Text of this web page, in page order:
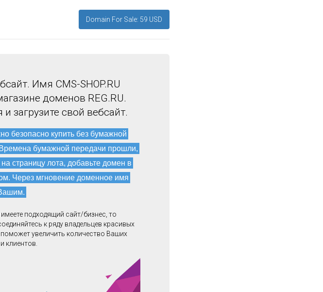
Domain For Sale: 59 USD
Имя CMS-SHOP.RU
доменов REG.RU.
загрузите свой вебсайт.
безопасно купить без бумажной
Времена бумажной передачи прошли,
страницу лота, добавьте домен в
Через мгновение доменное имя
подходящий сайт/бизнес, то
к ряду владельцев красивых
увеличить количество Ваших
клиентов.